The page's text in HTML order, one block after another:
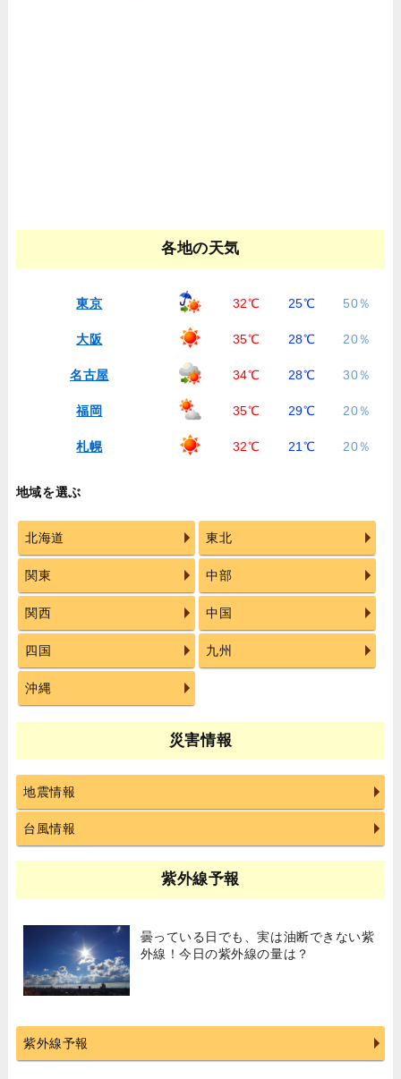
各地の天気
東京 32℃ 25℃ 50％
大阪 35℃ 28℃ 20％
名古屋 34℃ 28℃ 30％
福岡 35℃ 29℃ 20％
札幌 32℃ 21℃ 20％
地域を選ぶ
北海道 東北
関東 中部
関西 中国
四国 九州
沖縄
災害情報
地震情報
台風情報
紫外線予報
曇っている日でも、実は油断できない紫
外線！今日の紫外線の量は？
紫外線予報